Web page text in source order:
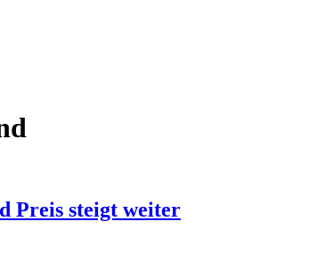
Preis steigt weiter